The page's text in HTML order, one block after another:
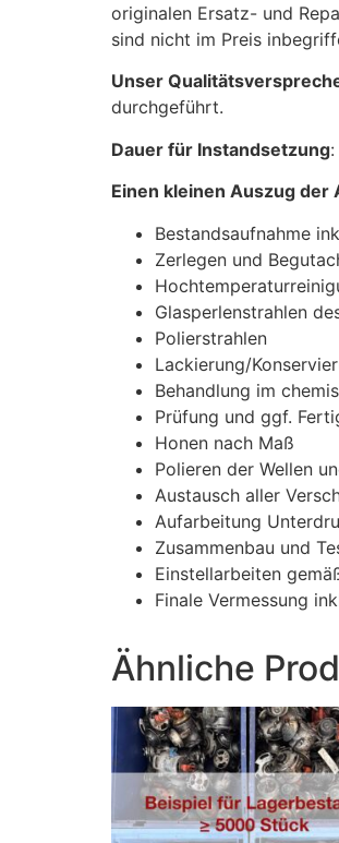
originalen Ersatz- und
sind nicht im Preis
Unser
durchgeführt.
Dauer für Instandsetzung
Einen kleinen Auszug
Bestandsaufnahme
Zerlegen und
Glasperlenstrahlen
Polierstrahlen
Lackierung/
Behandlung im
Prüfung und ggf.
Honen nach Maß
Polieren der Wellen
Austausch aller
Aufarbeitung
Zusammenbau und
Einstellarbeiten
Finale Vermessung
Ähnliche